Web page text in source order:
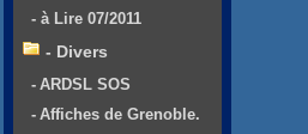
- à Lire 07/2011
- Divers
- ARDSL SOS
- Affiches de Grenoble.